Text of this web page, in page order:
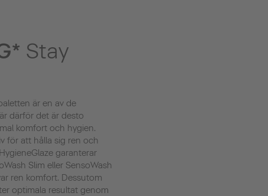
Stay
är en av de
därför det är desto
komfort och hygien.
för att hålla sig ren och
garanterar
Slim eller SensoWash
ren komfort. Dessutom
optimala resultat genom